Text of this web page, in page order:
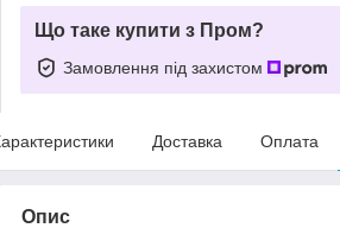
Що таке купити з Пром?
Замовлення під захистом
Доставка Оплата
Опис